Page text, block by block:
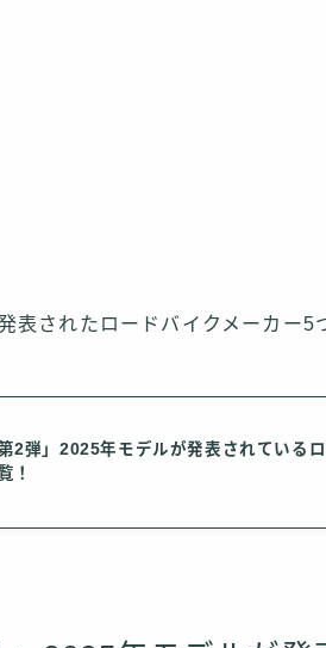
表されたロードバイクメーカー5
第2弾」2025年モデルが発表されている
！